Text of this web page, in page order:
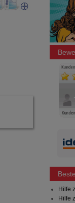
Hilfe
Hilfe